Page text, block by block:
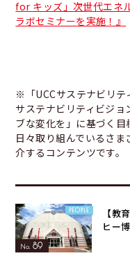
for キッズ」次世代エネ
ラボセミナーを実施！』
※「UCCサステナビリテ
サステナビリティビジョ
ブな変化を」に基づく
日々取り組んでいるさ
介するコンテンツです。
89
【教
ヒー